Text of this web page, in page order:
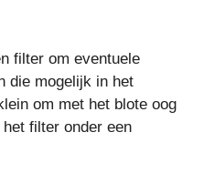
filter om eventuele
die mogelijk in het
om met het blote oog
filter onder een